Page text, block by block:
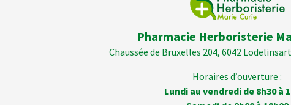
Pharmacie Herboristerie
Chaussée de Bruxelles 204, 6042
Horaires d’ouverture :
Lundi au vendredi de 8h30 à